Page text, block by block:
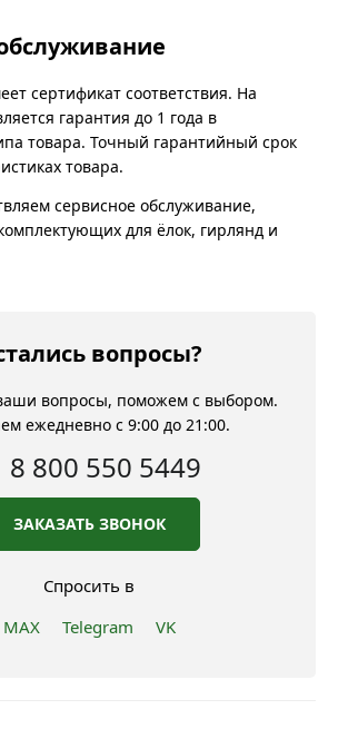
сертификат соответствия. На
гарантия до 1 года в
товара. Точный гарантийный срок
товара.
сервисное обслуживание,
для ёлок, гирлянд и
вопросы?
вопросы, поможем с выбором.
ежедневно с 9:00 до 21:00.
8 800 550 5449
ЗАКАЗАТЬ ЗВОНОК
Спросить в
MAX
Telegram VK